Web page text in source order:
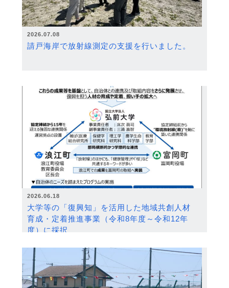
2026.07.08
請戸海岸で放射線測定の支援を行いました。
2026.06.18
大学等の「復興知」を活用した地域共創人材
育成・定着推進事業（令和8年度～令和12年
度）に採択